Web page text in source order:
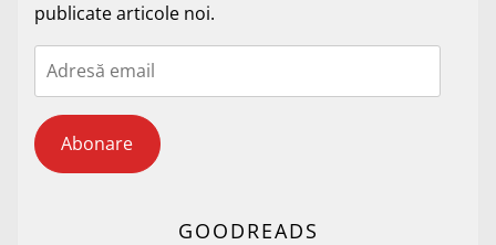
publicate articole noi.
Adresă
email
Abonare
GOODREADS